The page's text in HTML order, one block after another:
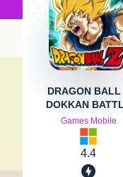
DRAGON BALL
DOKKAN
Games Mobile
4.4